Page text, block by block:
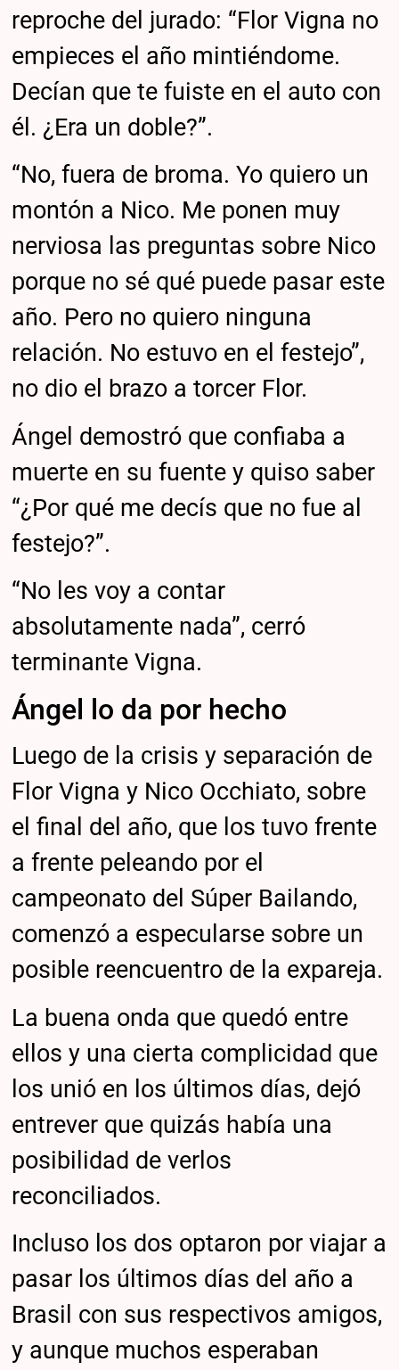
reproche del jurado: “Flor Vigna no
empieces el año mintiéndome.
Decían que te fuiste en el auto con
él. ¿Era un doble?”.
“No, fuera de broma. Yo quiero un
montón a Nico. Me ponen muy
nerviosa las preguntas sobre Nico
porque no sé qué puede pasar este
año. Pero no quiero ninguna
relación. No estuvo en el festejo”,
no dio el brazo a torcer Flor.
Ángel demostró que confiaba a
muerte en su fuente y quiso saber
“¿Por qué me decís que no fue al
festejo?”.
“No les voy a contar
absolutamente nada”, cerró
terminante Vigna.
Ángel lo da por hecho
Luego de la crisis y separación de
Flor Vigna y Nico Occhiato, sobre
el final del año, que los tuvo frente
a frente peleando por el
campeonato del Súper Bailando,
comenzó a especularse sobre un
posible reencuentro de la expareja.
La buena onda que quedó entre
ellos y una cierta complicidad que
los unió en los últimos días, dejó
entrever que quizás había una
posibilidad de verlos
reconciliados.
Incluso los dos optaron por viajar a
pasar los últimos días del año a
Brasil con sus respectivos amigos,
y aunque muchos esperaban